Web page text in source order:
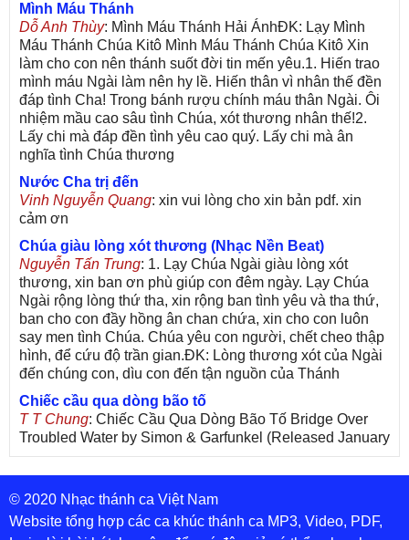
Mình Máu Thánh
Dỗ Anh Thùy: Mình Máu Thánh Hải ÁnhĐK: Lạy Mình
Máu Thánh Chúa Kitô Mình Máu Thánh Chúa Kitô Xin
làm cho con nên thánh suốt đời tin mến yêu.1. Hiến trao
mình máu Ngài làm nên hy lề. Hiến thân vì nhân thế đền
đáp tình Cha! Trong bánh rượu chính máu thân Ngài. Ôi
nhiệm mầu cao sâu tình Chúa, xót thương nhân thế!2.
Lấy chi mà đáp đền tình yêu cao quý. Lấy chi mà ân
nghĩa tình Chúa thương
Nước Cha trị đến
Vinh Nguyễn Quang: xin vui lòng cho xin bản pdf. xin
cảm ơn
Chúa giàu lòng xót thương (Nhạc Nền Beat)
Nguyễn Tấn Trung: 1. Lạy Chúa Ngài giàu lòng xót
thương, xin ban ơn phù giúp con đêm ngày. Lạy Chúa
Ngài rộng lòng thứ tha, xin rộng ban tình yêu và tha thứ,
ban cho con đầy hồng ân chan chứa, xin cho con luôn
say men tình Chúa. Chúa yêu con người, chết cheo thập
hình, để cứu độ trần gian.ĐK: Lòng thương xót của Ngài
đến chúng con, dìu con đến tận nguồn của Thánh
Chiếc cầu qua dòng bão tố
T T Chung: Chiếc Cầu Qua Dòng Bão Tố Bridge Over
Troubled Water by Simon & Garfunkel (Released January
26, 1970) Lời Việt: Nhạc Sĩ Vũ Đức Nghiêm Trình Bày:
Chung Tử Lưu
De Colores! (Lời Việt)
Son Vu: Bài hát có lời chưa.Cám ơn
© 2020 Nhạc thánh ca Việt Nam
Website tổng hợp các ca khúc thánh ca MP3, Video, PDF,